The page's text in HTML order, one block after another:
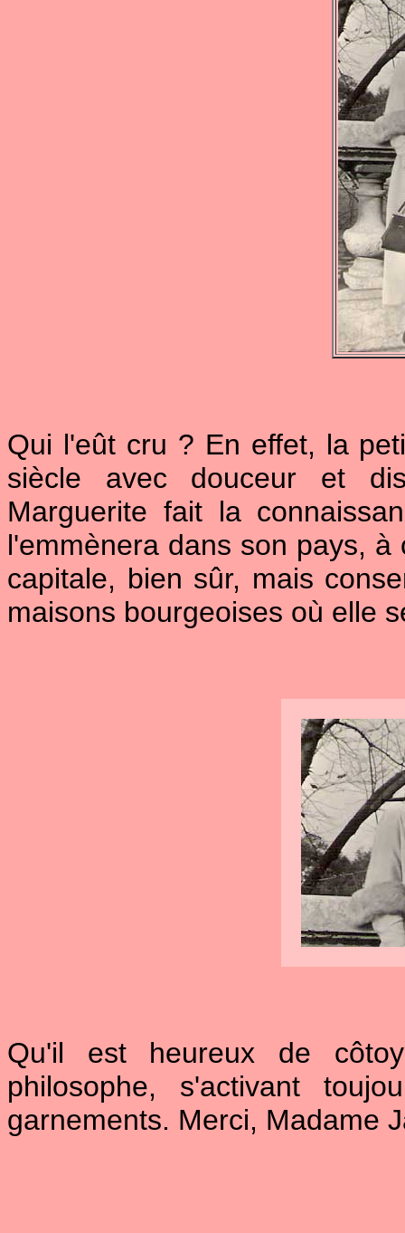
Qui l'eût cru ? En effet, la
siècle avec douceur et
Marguerite fait la
l'emmènera dans son pays,
capitale, bien sûr, mais
maisons bourgeoises où elle
Qu'il est heureux de
philosophe, s'activant
garnements. Merci, Madame